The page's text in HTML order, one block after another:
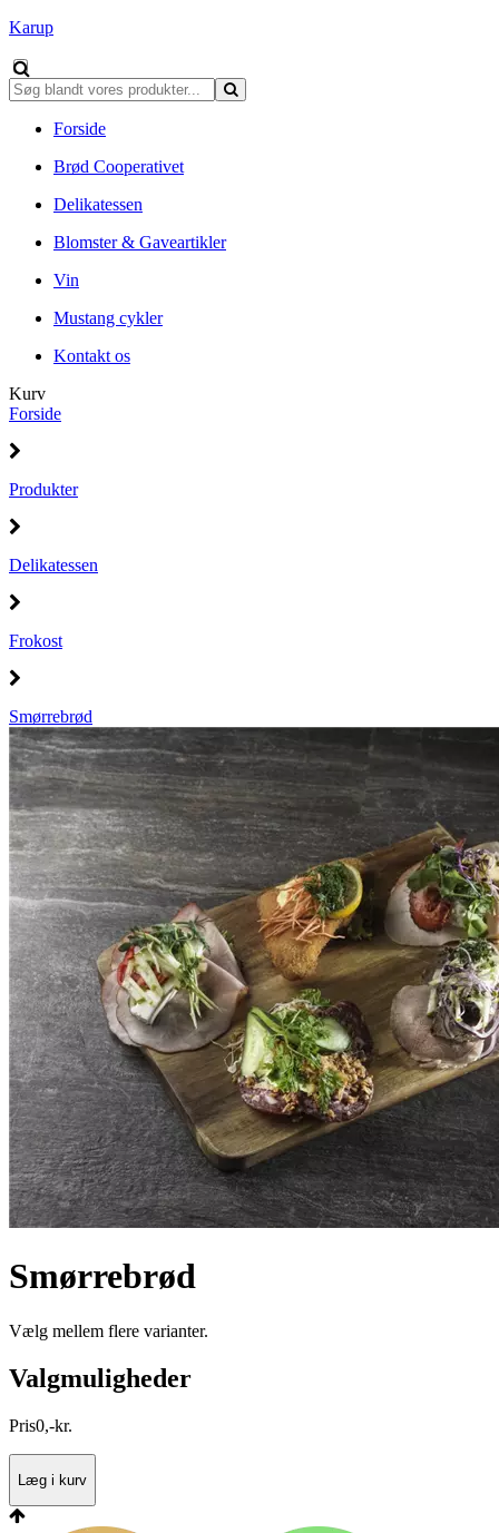
Karup
Forside
Brød Cooperativet
Delikatessen
Blomster & Gaveartikler
Vin
Mustang cykler
Kontakt os
Kurv
Forside
Produkter
Delikatessen
Frokost
Smørrebrød
Smørrebrød
Vælg mellem flere varianter.
Valgmuligheder
Pris0,-kr.
Læg i kurv